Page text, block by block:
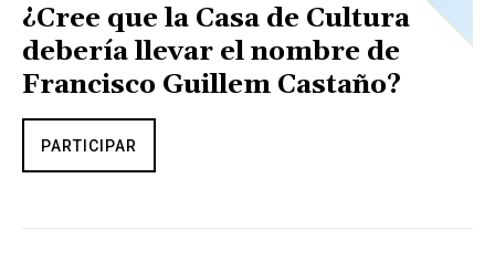
¿Cree que la Casa de Cultura
debería llevar el nombre de
Francisco Guillem Castaño?
PARTICIPAR